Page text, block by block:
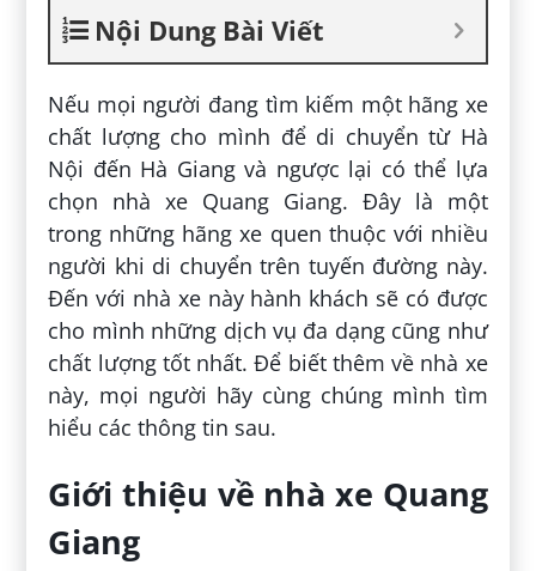
Nội Dung Bài Viết
Nếu mọi người đang tìm kiếm một hãng xe
chất lượng cho mình để di chuyển từ Hà
Nội đến Hà Giang và ngược lại có thể lựa
chọn nhà xe Quang Giang. Đây là một
trong những hãng xe quen thuộc với nhiều
người khi di chuyển trên tuyến đường này.
Đến với nhà xe này hành khách sẽ có được
cho mình những dịch vụ đa dạng cũng như
chất lượng tốt nhất. Để biết thêm về nhà xe
này, mọi người hãy cùng chúng mình tìm
hiểu các thông tin sau.
Giới thiệu về nhà xe Quang
Giang